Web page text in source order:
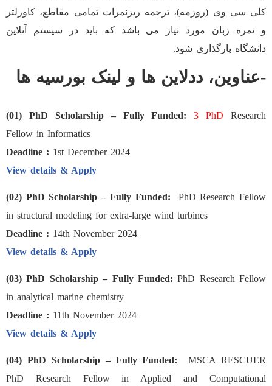
کلی سی وی (روزمه)، ترجمه ریزنمرات تمامی مقاطع، کاورلتر
و نمره زبان مورد نیاز می باشد که باید در سیستم آنلاین
دانشگاه بارگذاری شود.
-عناوین، ددلاین ها و لینک بورسیه ها
(01) PhD Scholarship – Fully Funded: 3 PhD Research
Fellow in Informatics
Deadline : 1st December 2024
View details & Apply
(02) PhD Scholarship – Fully Funded: PhD Research Fellow
in structural modeling for extra-large wind turbines
Deadline : 14th November 2024
View details & Apply
(03) PhD Scholarship – Fully Funded: PhD Research Fellow
in analytical marine chemistry
Deadline : 11th November 2024
View details & Apply
(04) PhD Scholarship – Fully Funded: MSCA RESCUER
PhD Research Fellow in Applied and Computational